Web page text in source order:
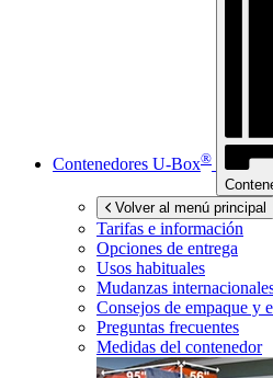
Contenedores U-Box®
Volver al menú principal
Tarifas e información
Opciones de entrega
Usos habituales
Mudanzas
Consejos de empaque y
Preguntas frecuentes
Medidas del contenedor